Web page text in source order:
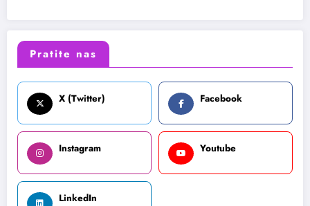
Pratite nas
X (Twitter) Facebook
Instagram Youtube
LinkedIn